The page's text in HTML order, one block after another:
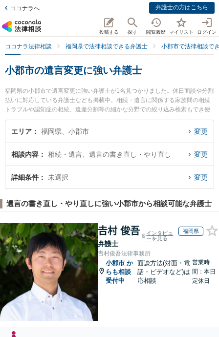
ココナラへ 弁護士の方はこちら
投稿する 探す 閲覧履歴 マイリスト ログイン
ココナラ法律相談 福岡県で法律相談できる弁護士 小郡市で法律相談で
小郡市の遺言変更に強い弁護士
福岡県の小郡市で遺言変更に強い弁護士が1名見つかりました。休日面談や分割
払いに対応している弁護士なども掲載中。相続・遺言に関係する家族間の相続
トラブルや認知症の相続、遺産分割等の細かな分野での絞り込み検索もでき便
利です。特に稲村法律事務所の稲村 蓉子弁護士のプロフィール情報や弁護士費
用、強みなどが注目されています。『小郡市で土日や夜間に発生した遺言変更
る小郡市内の弁護士に相談予約したい』などでお困りの相談者さんにおすすめ
です。
エリア 福岡県、小郡市 変更
相談内容 相続・遺言、遺言の書き直し・やり直し 変更
詳細条件 未選択 変更
遺言の書き直し・やり直しに強い小郡市から相談可能な弁護士
𠮷村 俊吾
弁護士
インタビュ
ーを見る
福岡県
𠮷村俊吾法律事務所
小郡市 か
らも相談
受付中
面談方法(対面・電
話・ビデオなど)は
応相談
営業時
間：本日
定休日